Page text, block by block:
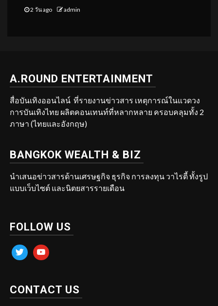
2 วัน ago admin
A.ROUND ENTERTAINMENT
สื่อบันเทิงออนไลน์ ที่รายงานข่าวสาร เหตุการณ์ในแวดวง
การบันเทิงไทย ผลิตคอนเทนท์ที่หลากหลาย ครอบคลุมทั้ง 2
ภาษา (ไทยและอังกฤษ)
BANGKOK WEALTH & BIZ
นำเสนอข่าวสารด้านเศรษฐกิจ ธุรกิจ การลงทุน วาไรตี้ ทั้งรูป
แบบเว็บไซต์ และนิตยสารรายเดือน
FOLLOW US
twitter youtube
CONTACT US